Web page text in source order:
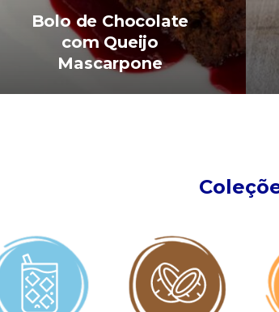
Bolo de Chocolate
com Queijo
Mascarpone